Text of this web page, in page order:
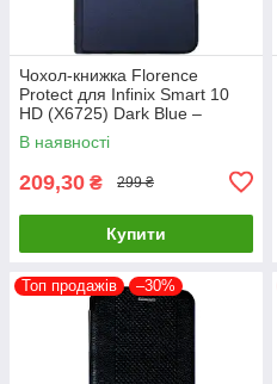
Чохол-книжка Florence
Protect для Infinix Smart 10
HD (X6725) Dark Blue –
стильний та надійний захист
смартфона з магнітно
В наявності
209,30 ₴ 299 ₴
Купити
Топ продажів –30%